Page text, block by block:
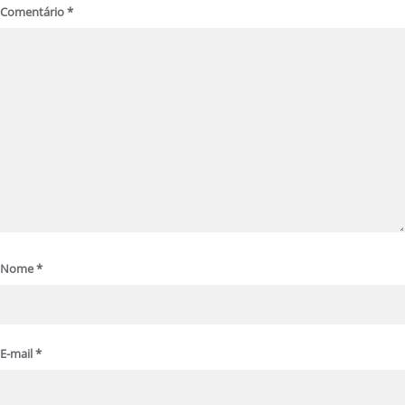
Comentário*
Nome*
E-mail*